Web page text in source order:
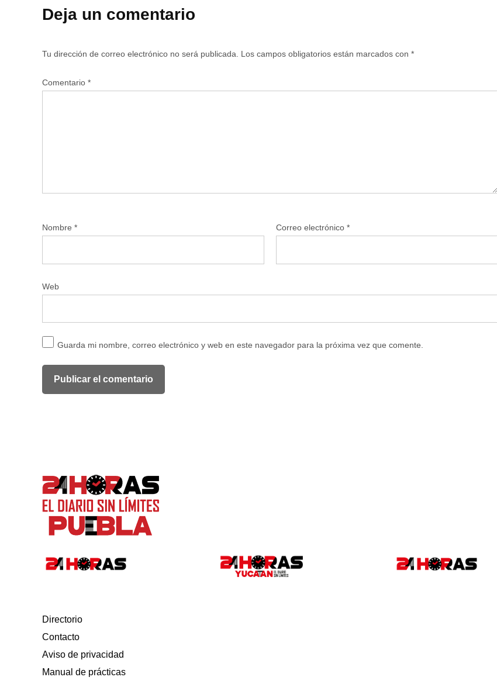
Deja un comentario
Tu dirección de correo electrónico no será publicada. Los campos obligatorios están marcados con *
Comentario *
Nombre * Correo electrónico *
Web
Guarda mi nombre, correo electrónico y web en este navegador para la próxima vez que comente.
Directorio
Contacto
Aviso de privacidad
Manual de prácticas